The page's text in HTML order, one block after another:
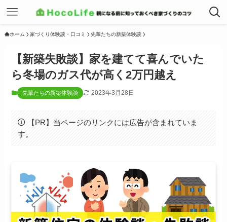
ホーム 家づくり体験談・口コミ 先輩たちの新築体験談
【新築失敗談】家を建てて喜んでいた
ら冬場のガス代が高く2万円越え
先輩たちの新築体験談 2023年3月28日
【PR】当ページのリンクには広告が含まれていま
す。